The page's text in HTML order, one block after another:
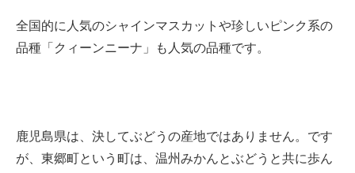
全国的に人気のシャインマスカットや珍しいピンク系の
品種「クィーンニーナ」も人気の品種です。
鹿児島県は、決してぶどうの産地ではありません。です
が、東郷町という町は、温州みかんとぶどうと共に歩ん